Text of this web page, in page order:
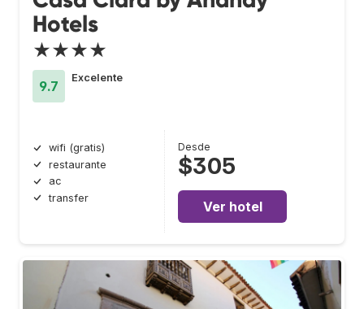
Hotels
★★★★
9.7
Excelente
wifi (gratis)
restaurante
ac
transfer
Desde
$305
Ver hotel